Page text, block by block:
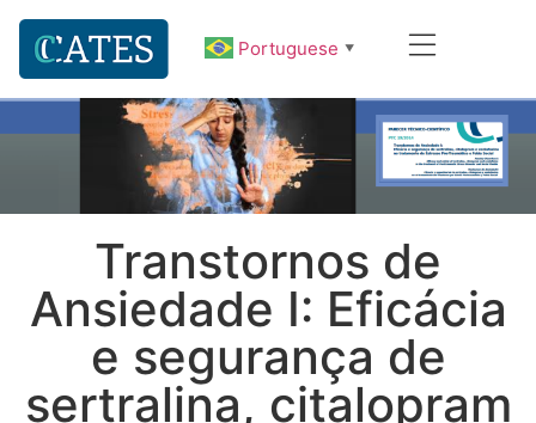
Portuguese ▼
Transtornos de
Ansiedade I: Eficácia
e segurança de
sertralina, citalopram